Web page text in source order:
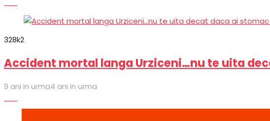
328k2
Accident mortal langa Urziceni…nu te uita
9 ani in urma4 ani in urma